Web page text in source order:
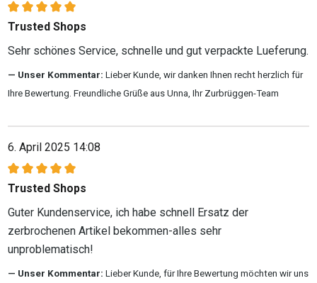
Bewertung mit 5 von 5 Sternen
Trusted Shops
Sehr schönes Service, schnelle und gut verpackte Lueferung.
Unser Kommentar: Lieber Kunde, wir danken Ihnen recht herzlich für
Ihre Bewertung. Freundliche Grüße aus Unna, Ihr Zurbrüggen-Team
6. April 2025 14:08
Bewertung mit 5 von 5 Sternen
Trusted Shops
Guter Kundenservice, ich habe schnell Ersatz der
zerbrochenen Artikel bekommen-alles sehr
unproblematisch!
Unser Kommentar: Lieber Kunde, für Ihre Bewertung möchten wir uns